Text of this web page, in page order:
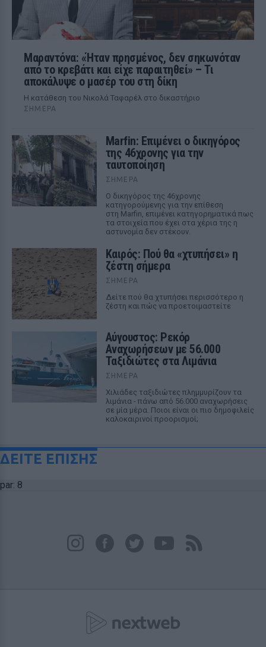
Μαραντόνα: «Ήταν πρησμένος, δεν σηκωνόταν
από το κρεβάτι και είχε παραιτηθεί» – Τι
αποκάλυψε ο μασέρ του στη δίκη
Η κατάθεση του Νικολά Ταφαρέλ στο δικαστήριο
ΣΉΜΕΡΑ
Marfin: Επιμένει ο δικηγόρος
της 46χρονης για την
ταυτοποίηση
ΣΉΜΕΡΑ
Ο δικηγόρος της 46χρονης
κατηγορούμενης για την επίθεση
στη Marfin, επιμένει κατηγορηματικά πως
τα στοιχεία που έχει στα χέρια της η
αστυνομία δεν στέκουν.
Καιρός: Πού θα «χτυπήσει» η
ζέστη σήμερα
ΣΉΜΕΡΑ
Δείτε πού θα χτυπήσει περισσότερο η
ζέστη και πώς να προετοιμαστείτε
Αύγουστος: Ρεκόρ
Αναχωρήσεων με 56.000
Ταξιδιώτες στα Λιμάνια
ΣΉΜΕΡΑ
Χιλιάδες ταξιδιώτες πλημμυρίζουν τα
λιμάνια - πάνω από 56.000 αναχωρήσεις
σε μία μέρα. Ποιοι είναι οι πιο δημοφιλείς
καλοκαιρινοί προορισμοί;
ΔΕΙΤΕ ΕΠΙΣΗΣ
par: 8